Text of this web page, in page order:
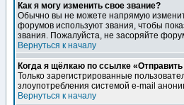
Как я могу изменить свое звание?
Обычно вы не можете напрямую
форумов используют звания, чтобы
звания. Пожалуйста, не засоряйте
Вернуться к началу
Когда я щёлкаю по ссылке
Только зарегистрированные
злоупотребления системой e-mail
Вернуться к началу